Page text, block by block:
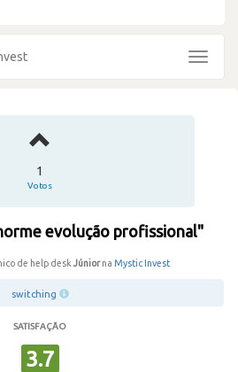
Toggle
1
Votos
evolução profissional"
de help desk Júniorna Mystic Invest
switching
SATISFAÇÃO
3.7